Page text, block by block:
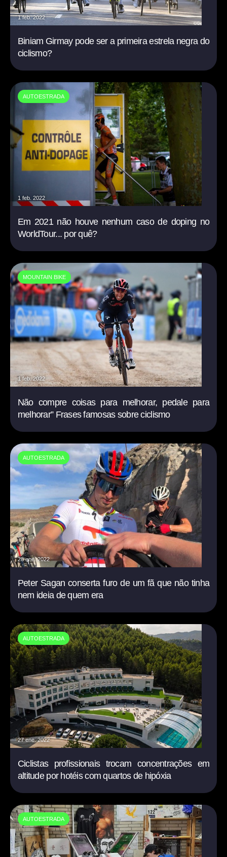
1 feb. 2022
Biniam Girmay pode ser a primeira estrela negra do
ciclismo?
AUTOESTRADA
1 feb. 2022
Em 2021 não houve nenhum caso de doping no
WorldTour... por quê?
MOUNTAIN BIKE
1 feb. 2022
Não compre coisas para melhorar, pedale para
melhorar” Frases famosas sobre ciclismo
AUTOESTRADA
28 ene. 2022
Peter Sagan conserta furo de um fã que não tinha
nem ideia de quem era
AUTOESTRADA
27 ene. 2022
Ciclistas profissionais trocam concentrações em
altitude por hotéis com quartos de hipóxia
AUTOESTRADA